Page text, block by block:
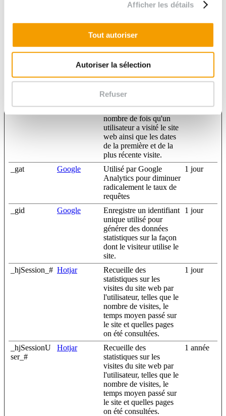
Afficher les détails
Tout autoriser
Autoriser la sélection
Refuser
Finalité
de
Enregistre un identifiant
unique utilisé pour
générer des données
dont le visiteur utilise le
site.
Utilisé par Google
des données sur le
nombre de fois qu'un
utilisateur a visité le site
web ainsi que les dates
de la première et de la
plus récente visite.
_gat Google
Utilisé par Google
Analytics pour diminuer
radicalement le taux de
requêtes
1 jour
_gid Google
Enregistre un identifiant
unique utilisé pour
générer des données
statistiques sur la façon
dont le visiteur utilise le
site.
1 jour
_hjSession_# Hotjar
Recueille des
statistiques sur les
visites du site web par
l'utilisateur, telles que le
nombre de visites, le
temps moyen passé sur
le site et quelles pages
on été consultées.
1 jour
_hjSessionU
ser_#
Hotjar
Recueille des
statistiques sur les
visites du site web par
l'utilisateur, telles que le
nombre de visites, le
temps moyen passé sur
le site et quelles pages
on été consultées.
1 année